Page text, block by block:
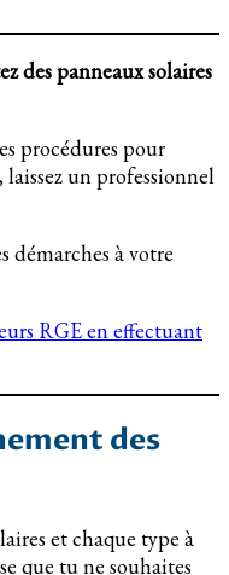
des panneaux solaires
procédures pour
un professionnel
démarches à votre
RGE en effectuant
des
et chaque type à
que tu ne souhaites